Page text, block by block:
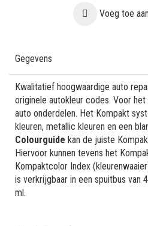
Voeg toe
Gegevens
Kwalitatief hoogwaardige auto
originele autokleur codes. Voor
auto onderdelen. Het Kompakt
kleuren, metallic kleuren en een
Colourguide kan de juiste
Hiervoor kunnen tevens het
Kompaktcolor Index
is verkrijgbaar in een spuitbus van
ml.